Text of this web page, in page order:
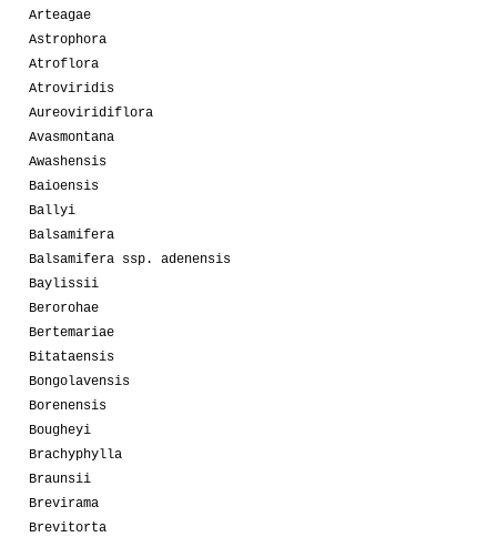
Arteagae
Astrophora
Atroflora
Atroviridis
Aureoviridiflora
Avasmontana
Awashensis
Baioensis
Ballyi
Balsamifera
Balsamifera ssp. adenensis
Baylissii
Berorohae
Bertemariae
Bitataensis
Bongolavensis
Borenensis
Bougheyi
Brachyphylla
Braunsii
Brevirama
Brevitorta